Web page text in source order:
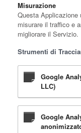
Misurazione
Questa Applicazione
misurare il traffico e
migliorare il Servizio.
Strumenti di
Google
LLC)
Google